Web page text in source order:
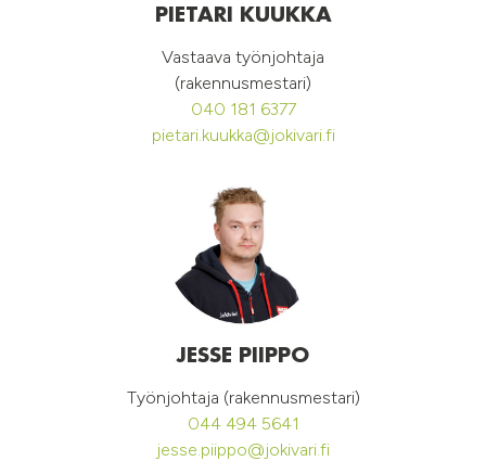
PIETARI KUUKKA
Vastaava työnjohtaja
(rakennusmestari)
040 181 6377
pietari.kuukka@jokivari.fi
JESSE PIIPPO
Työnjohtaja (rakennusmestari)
044 494 5641
jesse.piippo@jokivari.fi